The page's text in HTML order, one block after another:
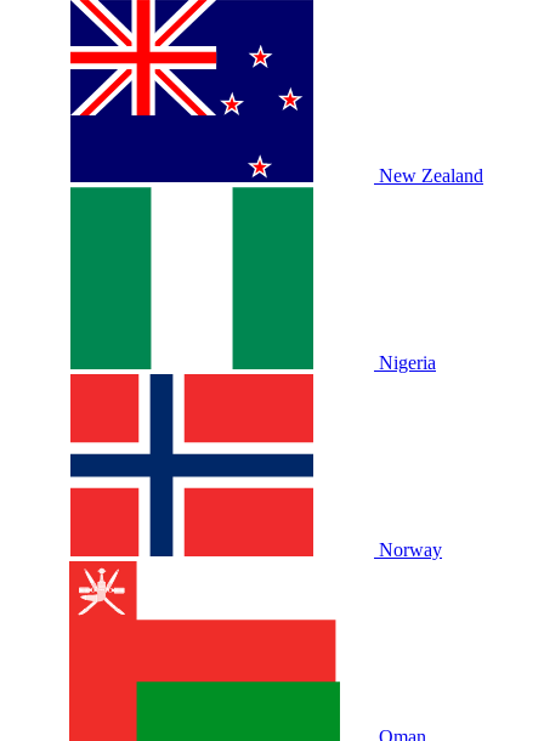
New Zealand
Nigeria
Norway
Oman